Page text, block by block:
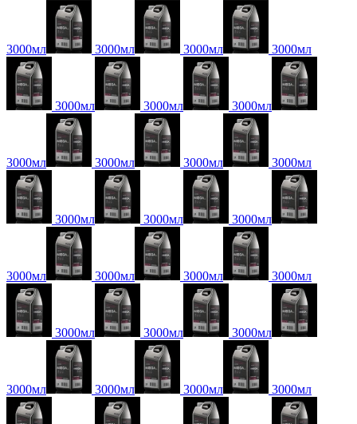
3000мл 3000мл 3000мл 3000мл
3000мл 3000мл 3000мл
3000мл 3000мл 3000мл 3000мл
3000мл 3000мл 3000мл
3000мл 3000мл 3000мл 3000мл
3000мл 3000мл 3000мл
3000мл 3000мл 3000мл 3000мл